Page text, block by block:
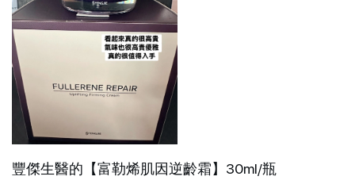
豐傑生醫的【富勒烯肌因逆齡霜】30ml/瓶